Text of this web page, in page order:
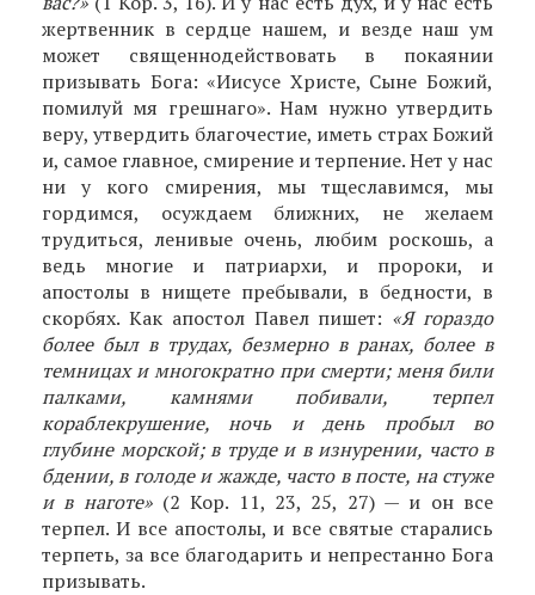
жертвенник в сердце нашем, и везде наш ум
может священнодействовать в покаянии
призывать Бога: «Иисусе Христе, Сыне Божий,
помилуй мя грешнаго». Нам нужно утвердить
веру, утвердить благочестие, иметь страх Божий
и, самое главное, смирение и терпение. Нет у нас
ни у кого смирения, мы тщеславимся, мы
гордимся, осуждаем ближних, не желаем
трудиться, ленивые очень, любим рос­кошь, а
ведь многие и патриархи, и пророки, и
апостолы в нищете пребывали, в бедности, в
скорбях. Как апостол Павел пишет: «Я гораздо
более был в трудах, безмерно в ранах, более в
темницах и многократно при смерти; меня били
палками, камнями побивали, терпел
кораблекрушение, ночь и день пробыл во
глубине морской; в труде и в изнурении, часто в
бдении, в голоде и жажде, часто в посте, на стуже
и в наготе»(2 Кор. 11, 23, 25, 27) — и он все
терпел. И все апостолы, и все святые старались
терпеть, за все благодарить и непрестанно Бога
призывать.